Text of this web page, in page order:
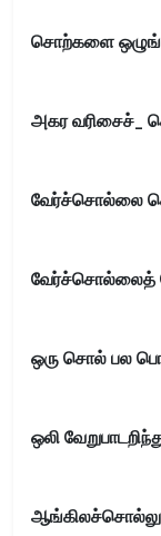
சொற்களை
அகர வரிசைச்_
வேர்ச்சொல்லை
வேர்ச்சொல்லைத்
ஒரு சொல் பல
ஒலி